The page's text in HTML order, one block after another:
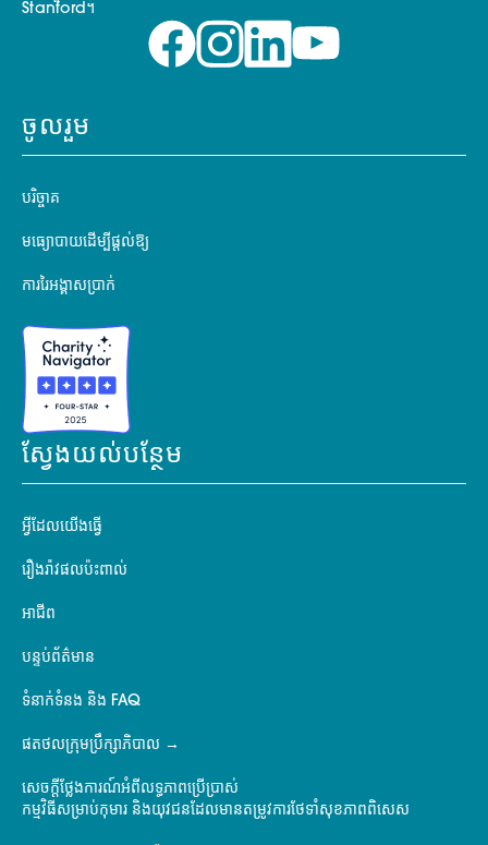
Stanford។
ចូលរួម
បរិច្ចាគ
មធ្យោបាយដើម្បីផ្តល់ឱ្យ
ការរៃអង្គាសប្រាក់
ស្វែងយល់បន្ថែម
អ្វីដែលយើងធ្វើ
រឿងរ៉ាវផលប៉ះពាល់
អាជីព
បន្ទប់ព័ត៌មាន
ទំនាក់ទំនង និង FAQ
ផតថលក្រុមប្រឹក្សាភិបាល
សេចក្តីថ្លែងការណ៍អំពីលទ្ធភាពប្រើប្រាស់
កម្មវិធីសម្រាប់កុមារ និងយុវជនដែលមានតម្រូវការថែទាំសុខភាពពិសេស